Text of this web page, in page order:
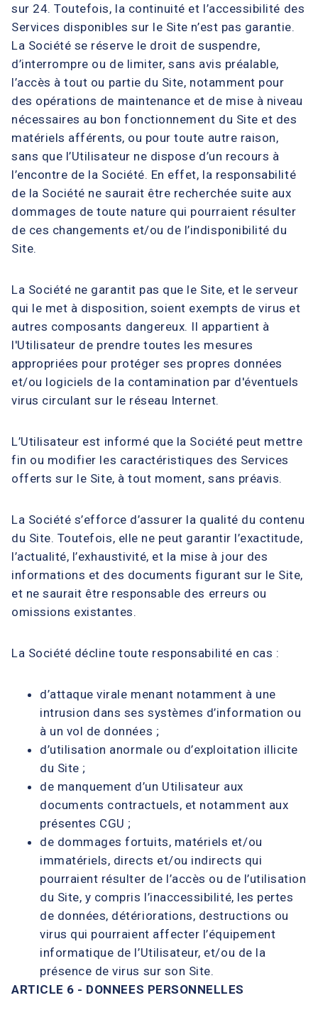
sur 24. Toutefois, la continuité et l’accessibilité des
Services disponibles sur le Site n’est pas garantie.
La Société se réserve le droit de suspendre,
d’interrompre ou de limiter, sans avis préalable,
l’accès à tout ou partie du Site, notamment pour
des opérations de maintenance et de mise à niveau
nécessaires au bon fonctionnement du Site et des
matériels afférents, ou pour toute autre raison,
sans que l’Utilisateur ne dispose d’un recours à
l’encontre de la Société. En effet, la responsabilité
de la Société ne saurait être recherchée suite aux
dommages de toute nature qui pourraient résulter
de ces changements et/ou de l’indisponibilité du
Site.
La Société ne garantit pas que le Site, et le serveur
qui le met à disposition, soient exempts de virus et
autres composants dangereux. Il appartient à
l'Utilisateur de prendre toutes les mesures
appropriées pour protéger ses propres données
et/ou logiciels de la contamination par d'éventuels
virus circulant sur le réseau Internet.
L’Utilisateur est informé que la Société peut mettre
fin ou modifier les caractéristiques des Services
offerts sur le Site, à tout moment, sans préavis.
La Société s’efforce d’assurer la qualité du contenu
du Site. Toutefois, elle ne peut garantir l’exactitude,
l’actualité, l’exhaustivité, et la mise à jour des
informations et des documents figurant sur le Site,
et ne saurait être responsable des erreurs ou
omissions existantes.
La Société décline toute responsabilité en cas :
d’attaque virale menant notamment à une
intrusion dans ses systèmes d’information ou
à un vol de données ;
d’utilisation anormale ou d’exploitation illicite
du Site ;
de manquement d’un Utilisateur aux
documents contractuels, et notamment aux
présentes CGU ;
de dommages fortuits, matériels et/ou
immatériels, directs et/ou indirects qui
pourraient résulter de l’accès ou de l’utilisation
du Site, y compris l’inaccessibilité, les pertes
de données, détériorations, destructions ou
virus qui pourraient affecter l’équipement
informatique de l’Utilisateur, et/ou de la
présence de virus sur son Site.
ARTICLE 6 - DONNEES PERSONNELLES